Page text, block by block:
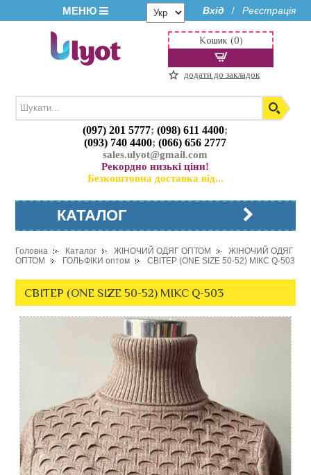
МЕНЮ Вхід / Реєстрація
(097) 201 5777;(098) 611 4400;
(093) 740 4400;(066) 656 2777
sales.ulyot@gmail.com
Рекордно низькі ціни!
Безкоштовна доставка від...
Кошик (0)
додати до закладок
КАТАЛОГ
Головна Каталог ЖІНОЧИЙ ОДЯГ ОПТОМ
ЖІНОЧИЙ ОДЯГ
ОПТОМ
ГОЛЬФІКИ оптом СВІТЕР (ONE SIZE 50-52) МІКС Q-503
СВІТЕР (ONE SIZE 50-52) МІКС Q-503